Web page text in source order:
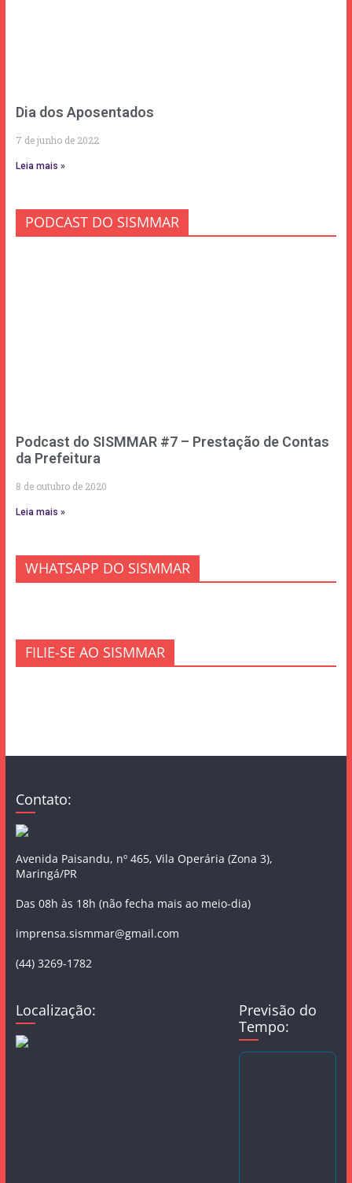
Dia dos Aposentados
7 de junho de 2022
Leia mais »
PODCAST DO SISMMAR
Podcast do SISMMAR #7 – Prestação de Contas
da Prefeitura
8 de outubro de 2020
Leia mais »
WHATSAPP DO SISMMAR
FILIE-SE AO SISMMAR
Contato:
Avenida Paisandu, nº 465, Vila Operária (Zona 3),
Maringá/PR
Das 08h às 18h (não fecha mais ao meio-dia)
imprensa.sismmar@gmail.com
(44) 3269-1782
Localização:
Previsão do
Tempo: